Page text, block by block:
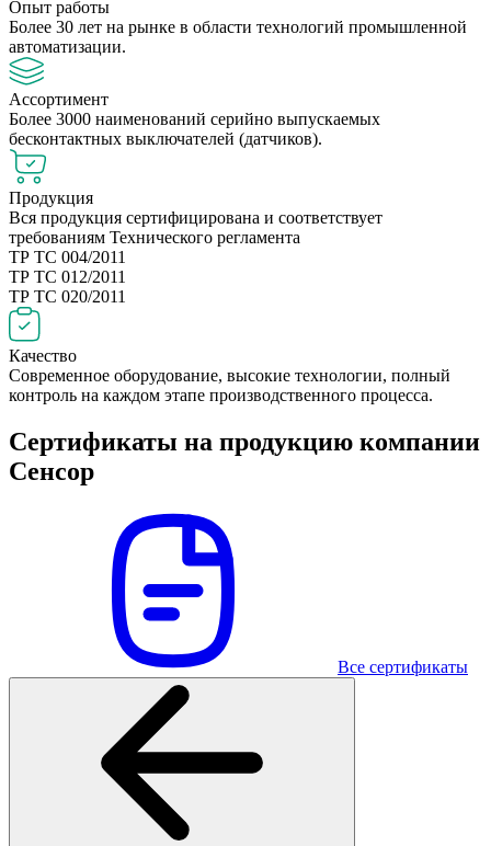
Опыт работы
Более 30 лет на рынке в области технологий промышленной
автоматизации.
Ассортимент
Более 3000 наименований серийно выпускаемых
бесконтактных выключателей (датчиков).
Продукция
Вся продукция сертифицирована и соответствует
требованиям Технического регламента
ТР ТС 004/2011
ТР ТС 012/2011
ТР ТС 020/2011
Качество
Современное оборудование, высокие технологии, полный
контроль на каждом этапе производственного процесса.
Сертификаты на продукцию компании
Сенсор
Все сертификаты